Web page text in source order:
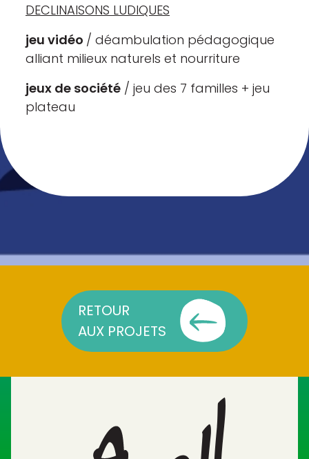
DECLINAISONS LUDIQUES
jeu vidéo / déambulation pédagogique
alliant milieux naturels et nourriture
jeux de société / jeu des 7 familles + jeu
plateau
RETOUR
AUX PROJETS